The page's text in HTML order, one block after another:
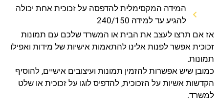
המידה המקסימלית להדפסה על זכוכית אחת יכולה
להגיע עד למידה 240/150
אז אם תרצו לעצב את הבית או המשרד שלכם עם תמונות
זכוכית אפשר לפנות אלינו להתאמות אישיות של מידות ואפילו
תמונות.
כמובן שיש אפשרות להזמין תמונות ועיצובים אישיים, להוסיף
הקדשות אשיות על הזכוכית, להדפיס לוגו על זכוכית או שלט
למשרד.